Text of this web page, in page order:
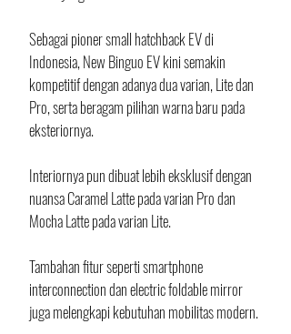
Sebagai pioner small hatchback EV di
Indonesia, New Binguo EV kini semakin
kompetitif dengan adanya dua varian, Lite dan
Pro, serta beragam pilihan warna baru pada
eksteriornya.
Interiornya pun dibuat lebih eksklusif dengan
nuansa Caramel Latte pada varian Pro dan
Mocha Latte pada varian Lite.
Tambahan fitur seperti smartphone
interconnection dan electric foldable mirror
juga melengkapi kebutuhan mobilitas modern.